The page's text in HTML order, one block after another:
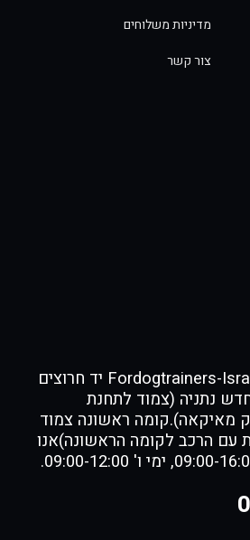
מדיניות משלוחים
צור קשר
כתובת ויצירת קשר Fordogtrainers-Israel יד חרוצים
נתניה (צמוד לתחנת
מאיקאה).קומה ראשונה צמוד
לעלות עם הרכב לקומה הראשונה)אנו